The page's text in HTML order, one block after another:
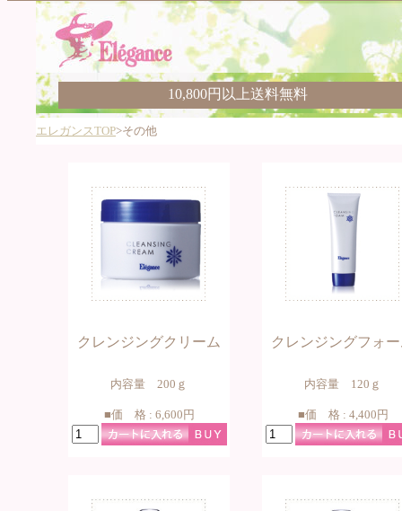
10,800円以上送料無料
エレガンスTOP>その他
クレンジングクリーム クレンジングフォ
内容量 200ｇ 内容量 120ｇ
■価 格 : 6,600円 ■価 格 : 4,400円